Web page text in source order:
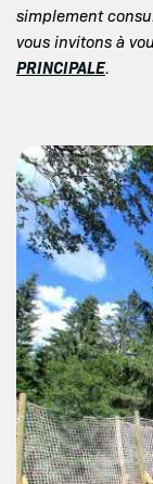
simplement
vous invitons à
PRINCIPALE.